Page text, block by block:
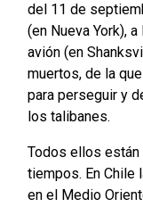
del 11 de
(en Nueva York),
avión (en
muertos, de la
para perseguir y
los talibanes.
Todos ellos
tiempos. En Chile
en el Medio